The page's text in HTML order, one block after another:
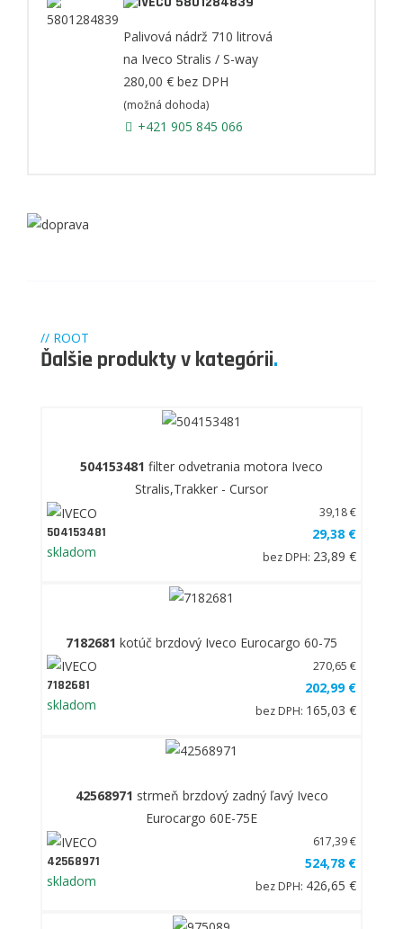
Palivová nádrž 710 litrová
na Iveco Stralis / S-way
280,00 € bez DPH
(možná dohoda)
+421 905 845 066
// ROOT
Ďalšie produkty v kategórii.
504153481 filter odvetrania motora Iveco
Stralis,Trakker - Cursor
504153481
skladom
39,18 €
29,38 €
bez DPH: 23,89 €
7182681 kotúč brzdový Iveco Eurocargo 60-75
7182681
skladom
270,65 €
202,99 €
bez DPH: 165,03 €
42568971 strmeň brzdový zadný ľavý Iveco
Eurocargo 60E-75E
42568971
skladom
617,39 €
524,78 €
bez DPH: 426,65 €